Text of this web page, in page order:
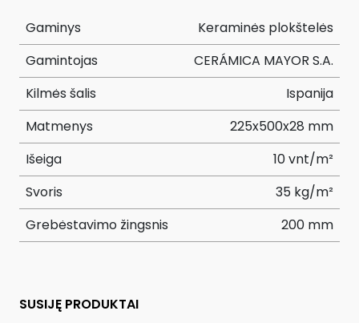
Gaminys
Keraminės plokštelės
Gamintojas
CERÁMICA MAYOR S.A.
Kilmės šalis
Ispanija
Matmenys
225x500x28 mm
Išeiga
10 vnt/m²
Svoris
35 kg/m²
Grebėstavimo žingsnis
200 mm
SUSIJĘ PRODUKTAI